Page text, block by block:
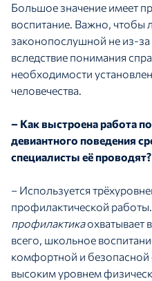
Большое значение имеет
воспитание. Важно, чтобы
законопослушной не из-за
вследствие понимания
необходимости
человечества.
– Как выстроена работа
девиантного поведения
специалисты её проводят?
– Используется
профилактической работы.
профилактикаохватывает
всего, школьное
комфортной и безопасной
высоким уровнем